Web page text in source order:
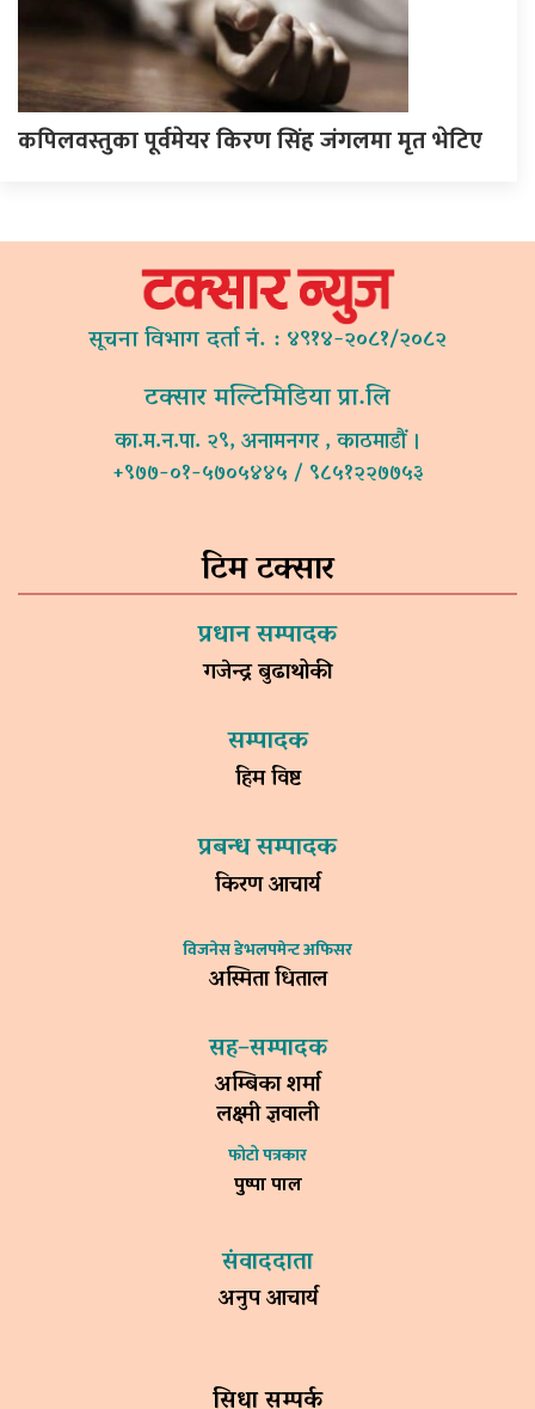
कपिलवस्तुका पूर्वमेयर किरण सिंह जंगलमा मृत भेटिए
सूचना विभाग दर्ता नं. : ४९१४-२०८१/२०८२
टक्सार मल्टिमिडिया प्रा.लि
का.म.न.पा. २९, अनामनगर , काठमाडौं ।
+९७७-०१-५७०५४४५ / ९८५१२२७७५३
टिम टक्सार
प्रधान सम्पादक
गजेन्द्र बुढाथोकी
सम्पादक
हिम विष्ट
प्रबन्ध सम्पादक
किरण आचार्य
विजनेस डेभलपमेन्ट अफिसर
अस्मिता धिताल
सह–सम्पादक
अम्बिका शर्मा
लक्ष्मी ज्ञवाली
फोटो पत्रकार
पुष्पा पाल
संवाददाता
अनुप आचार्य